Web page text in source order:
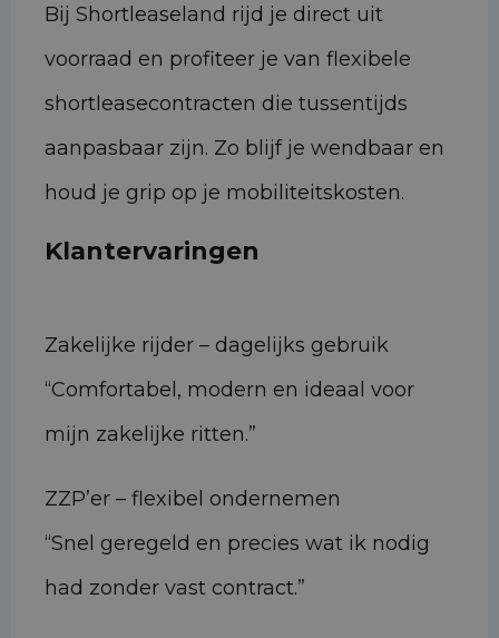
Bij Shortleaseland rijd je direct uit
voorraad en profiteer je van flexibele
shortleasecontracten die tussentijds
aanpasbaar zijn. Zo blijf je wendbaar en
houd je grip op je mobiliteitskosten.
Klantervaringen
Zakelijke rijder – dagelijks gebruik
“Comfortabel, modern en ideaal voor
mijn zakelijke ritten.”
ZZP’er – flexibel ondernemen
“Snel geregeld en precies wat ik nodig
had zonder vast contract.”